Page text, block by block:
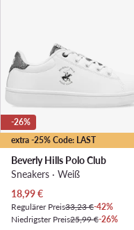
extra -25% Code: LAST
-26%
Beverly Hills Polo Club
Sneakers · Weiß
Aktueller Preis
18,99€
Regulärer Preis33,23 €-42%
Niedrigster Preis25,99 €-26%